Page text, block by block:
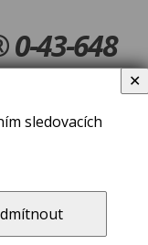
0-43-648
sledovacích
✕